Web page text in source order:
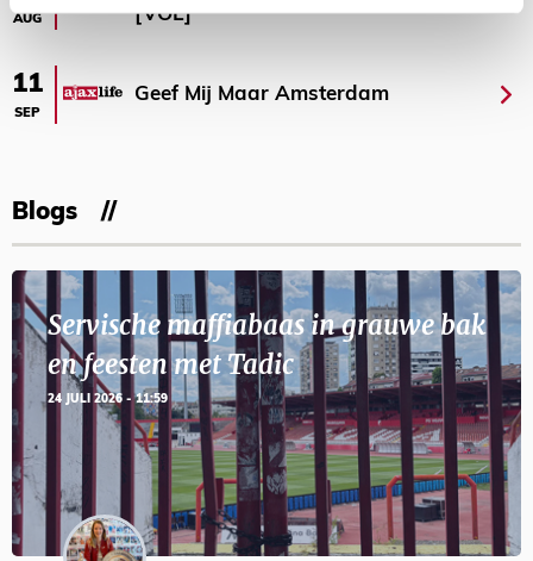
AUG
[VOL]
11
SEP
Geef Mij Maar Amsterdam
Blogs
Servische maffiabaas in grauwe bak
en feesten met Tadic
24 JULI 2026 - 11:59